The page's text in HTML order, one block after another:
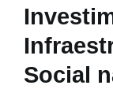
Social